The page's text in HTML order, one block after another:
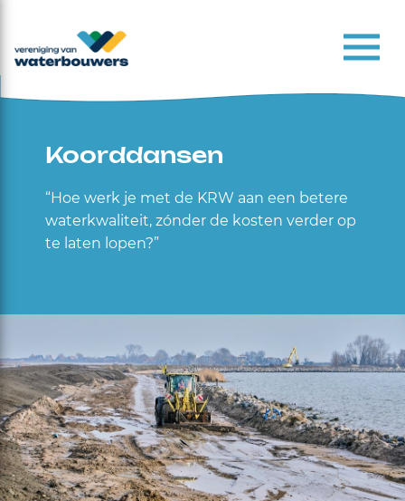
Koorddansen
“Hoe werk je met de KRW aan een betere
waterkwaliteit, zónder de kosten verder op
te laten lopen?”